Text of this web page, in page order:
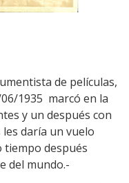
Link
de películas,
1935 marcó en la
y un después con
les daría un vuelo
después
del mundo.-